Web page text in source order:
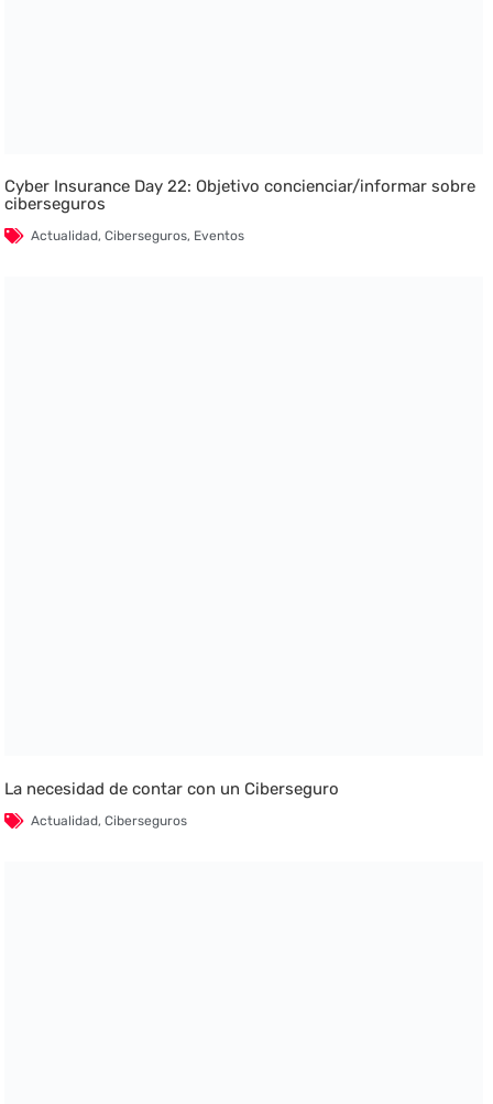
Cyber Insurance Day 22: Objetivo concienciar/informar sobre
ciberseguros
Actualidad,Ciberseguros, Eventos
La necesidad de contar con un Ciberseguro
Actualidad,Ciberseguros